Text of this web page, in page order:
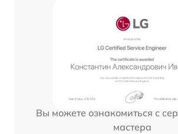
Вы можете ознакомиться с
мастера